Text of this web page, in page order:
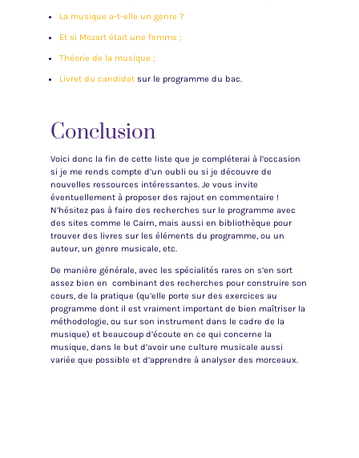
La musique a-t-elle un genre ?
Et si Mozart était une femme ;
Théorie de la musique ;
Livret du candidatsur le programme du bac.
Conclusion
Voici donc la fin de cette liste que je compléterai à l’occasion
si je me rends compte d’un oubli ou si je découvre de
nouvelles ressources intéressantes. Je vous invite
éventuellement à proposer des rajout en commentaire !
N’hésitez pas à faire des recherches sur le programme avec
des sites comme le Cairn, mais aussi en bibliothèque pour
trouver des livres sur les éléments du programme, ou un
auteur, un genre musicale, etc.
De manière générale, avec les spécialités rares on s’en sort
assez bien en combinant des recherches pour construire son
cours, de la pratique (qu’elle porte sur des exercices au
programme dont il est vraiment important de bien maîtriser la
méthodologie, ou sur son instrument dans le cadre de la
musique) et beaucoup d’écoute en ce qui concerne la
musique, dans le but d’avoir une culture musicale aussi
variée que possible et d’apprendre à analyser des morceaux.